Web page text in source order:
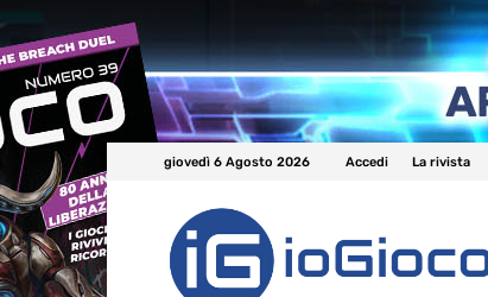
giovedì 6 Agosto 2026 Accedi La rivista